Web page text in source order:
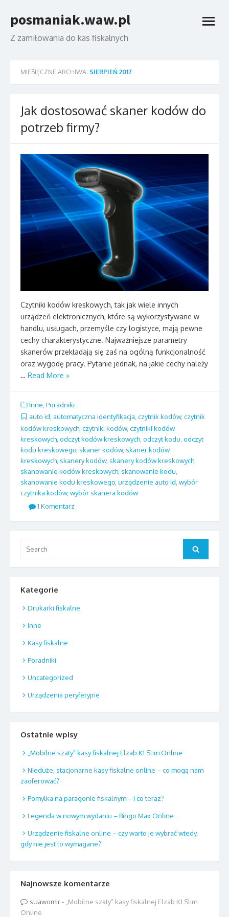
to
content
posmaniak.waw.pl
Z zamiłowania do kas fiskalnych
open
MIESIĘCZNE ARCHIWA: SIERPIEŃ 2017
Jak dostosować skaner kodów do
potrzeb firmy?
Czytniki kodów kreskowych, tak jak wiele innych
urządzeń elektronicznych, które są wykorzystywane w
handlu, usługach, przemyśle czy logistyce, mają pewne
cechy charakterystyczne. Najważniejsze parametry
skanerów przekładają się zaś na ogólną funkcjonalność
oraz wygodę pracy. Pytanie jednak, na jakie cechy należy
… Read More »
Inne Poradniki
auto id automatyczna identyfikacja czytnik kodów, czytnik
kodów kreskowych, czytniki kodów, czytniki kodów
kreskowych, odczyt kodów kreskowych, odczyt kodu, odczyt
kodu kreskowego, skaner kodów, skaner kodów
kreskowych, skanery kodów, skanery kodów kreskowych,
skanowanie kodów kreskowych, skanowanie kodu,
skanowanie kodu kreskowego, urządzenie auto id, wybór
czytnika kodów, wybór skanera kodów
1 Komentarz
for:
Search
Kategorie
Drukarki fiskalne
Inne
Kasy fiskalne
Poradniki
Uncategorized
Urządzenia peryferyjne
Ostatnie wpisy
„Mobilne szaty” kasy fiskalnej Elzab K1 Slim Online
Nieduże, stacjonarne kasy fiskalne online – co mogą nam
zaoferować?
Pomyłka na paragonie fiskalnym – i co teraz?
Legenda w nowym wydaniu – Bingo Max Online
Urządzenie fiskalne online – czy warto je wybrać wtedy,
gdy nie jest to wymagane?
Najnowsze komentarze
sUawomir- „Mobilne szaty” kasy fiskalnej Elzab K1 Slim
Online